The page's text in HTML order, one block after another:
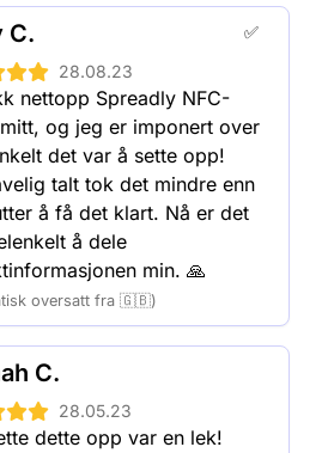
✅
C.
28.08.23
nettopp Spreadly NFC-
og jeg er imponert over
det var å sette opp!
talt tok det mindre enn
å få det klart. Nå er det
å dele
min. 🙏
oversatt fra 🇬🇧)
C.
28.05.23
dette opp var en lek!